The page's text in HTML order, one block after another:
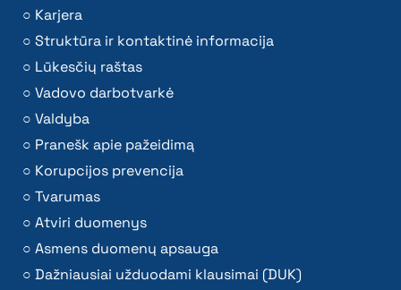
Karjera
Struktūra ir kontaktinė informacija
Lūkesčių raštas
Vadovo darbotvarkė
Valdyba
Pranešk apie pažeidimą
Korupcijos prevencija
Tvarumas
Atviri duomenys
Asmens duomenų apsauga
Dažniausiai užduodami klausimai (DUK)